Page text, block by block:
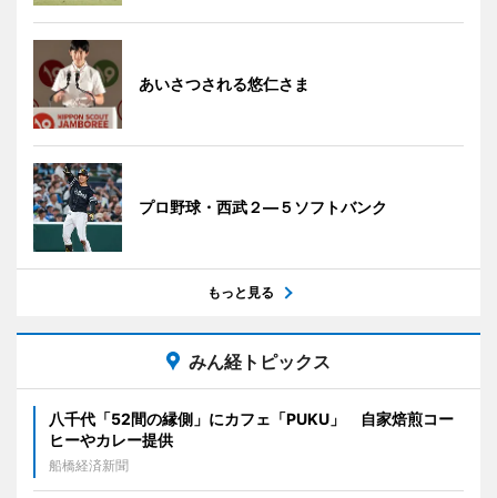
あいさつされる悠仁さま
プロ野球・西武２―５ソフトバンク
もっと見る
みん経トピックス
八千代「52間の縁側」にカフェ「PUKU」 自家焙煎コー
ヒーやカレー提供
船橋経済新聞